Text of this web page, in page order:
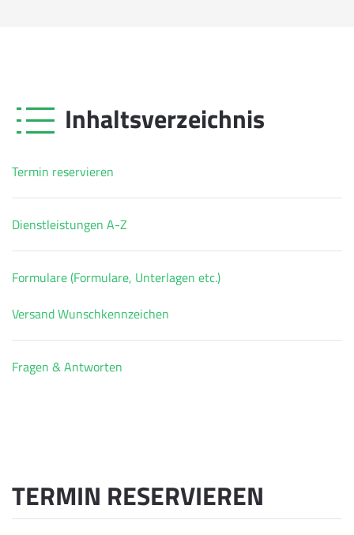
Inhaltsverzeichnis
Termin reservieren
Dienstleistungen A-Z
Formulare (Formulare, Unterlagen etc.)
Versand Wunschkennzeichen
Fragen & Antworten
TERMIN RESERVIEREN